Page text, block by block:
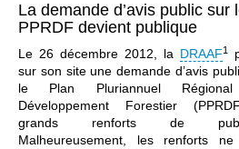
La demande d’avis public sur
PPRDF devient publique
Le 26 décembre 2012, la DRAAF1
sur son site une demande d’avis
le Plan Pluriannuel
Développement Forestier
grands renforts de
Malheureusement, les renforts